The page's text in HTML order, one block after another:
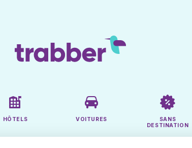
HÔTELS VOITURES
SANS
DESTINATION